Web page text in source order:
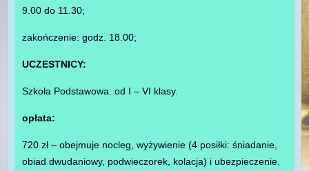
9.00 do 11.30;
zakończenie: godz. 18.00;
UCZESTNICY:
Szkoła Podstawowa: od I – VI klasy.
opłata:
720 zł – obejmuje nocleg, wyżywienie (4 posiłki: śniadanie,
obiad dwudaniowy, podwieczorek, kolacja) i ubezpieczenie.